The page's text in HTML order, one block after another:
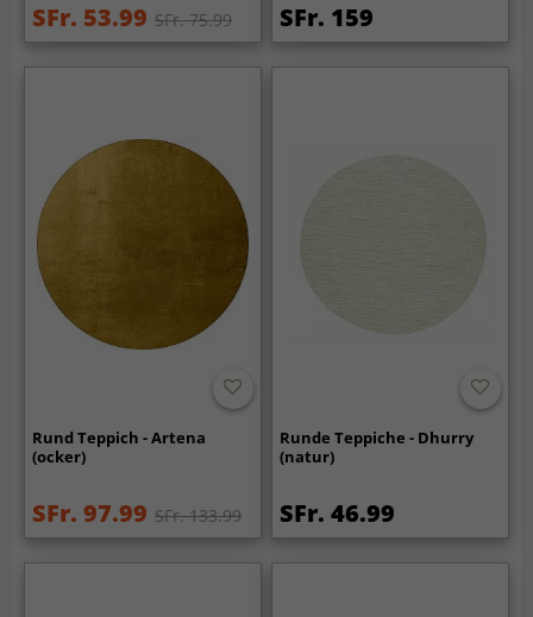
SFr. 53.99 SFr. 75.99 SFr. 159
Rund Teppich - Artena
(ocker)
SFr. 97.99 SFr. 133.99
Runde Teppiche - Dhurry
(natur)
SFr. 46.99